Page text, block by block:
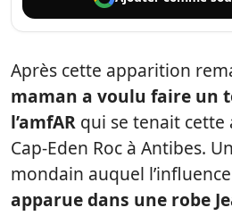
Après cette apparition
maman a voulu faire un
l’amfAR qui se tenait cette
Cap-Eden Roc à Antibes.
mondain auquel
apparue dans une robe